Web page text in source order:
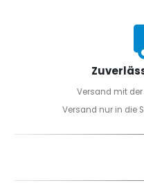
Versand mit der
Versand nur in die